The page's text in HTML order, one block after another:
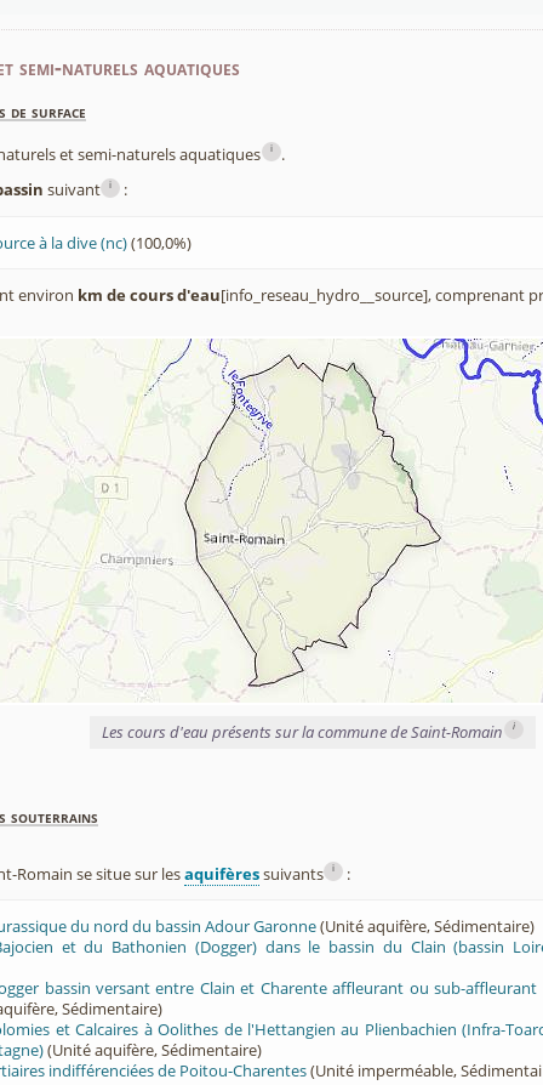
semi-naturels aquatiques
de surface
et semi-naturels aquatiques i
.
suivant i :
à la dive (nc)(100,0%)
environ km de cours d'eau[info_reseau_hydro__source], comprenant
Les cours d'eau présents sur la commune de Saint-Romain i
souterrains
Romain se situe sur lesaquifèressuivants i :
du nord du bassin Adour Garonne(Unité aquifère, Sédimentaire)
et du Bathonien (Dogger) dans le bassin du Clain (bassin
bassin versant entre Clain et Charente affleurant ou sub-
Sédimentaire)
et Calcaires à Oolithes de l'Hettangien au Plienbachien (Infra-
(Unité aquifère, Sédimentaire)
indifférenciées de Poitou-Charentes(Unité imperméable,